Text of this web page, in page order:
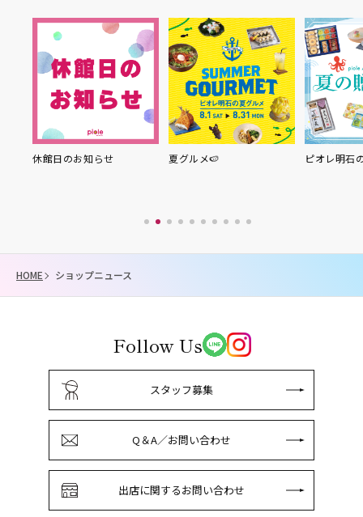
夏グルメ🍉 ピオレ明石の夏の贈り物
HOME ショップニュース
Follow Us
スタッフ募集
Q＆A／お問い合わせ
出店に関するお問い合わせ